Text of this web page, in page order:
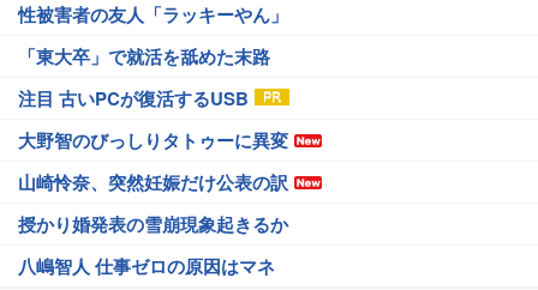
性被害者の友人「ラッキーやん」
「東大卒」で就活を舐めた末路
注目 古いPCが復活するUSB
大野智のびっしりタトゥーに異変
山崎怜奈、突然妊娠だけ公表の訳
授かり婚発表の雪崩現象起きるか
八嶋智人 仕事ゼロの原因はマネ